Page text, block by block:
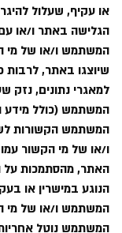
או עקיף, שעלול
הגלישה באתר ו/או
המשתמש ו/או של מי
שיוצגו באתר, לרבות
למאגרי נתונים, נזק
המשתמש (כולל מידע
המשתמש הקשורות
ו/או של מי הקשור
האתר, מהסתמכות על
הנוגע במישרין או
המשתמש ו/או של מי
המשתמש נוטל